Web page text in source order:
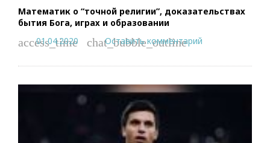
Математик о “точной религии”, доказательствах
бытия Бога, играх и образовании
access_time
01.04.2020 chat_bubble_outline
Оставить комментарий